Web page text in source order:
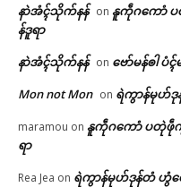
နာဲအံၚ်သိုက်နန် on နူကဵုဂကောံ
န်ဒူရာ
နာဲအံၚ်သိုက်နန် on ဗော်မန်ၜါ ပံ
Mon not Mon on ရဲကွာန်မုဟ်
maramou on နူကဵုဂကောံ ပတုဲဖဵု
ရာ
Rea Jea on ရဲကွာန်မုဟ်ဒုန်တံ ဟွံပ